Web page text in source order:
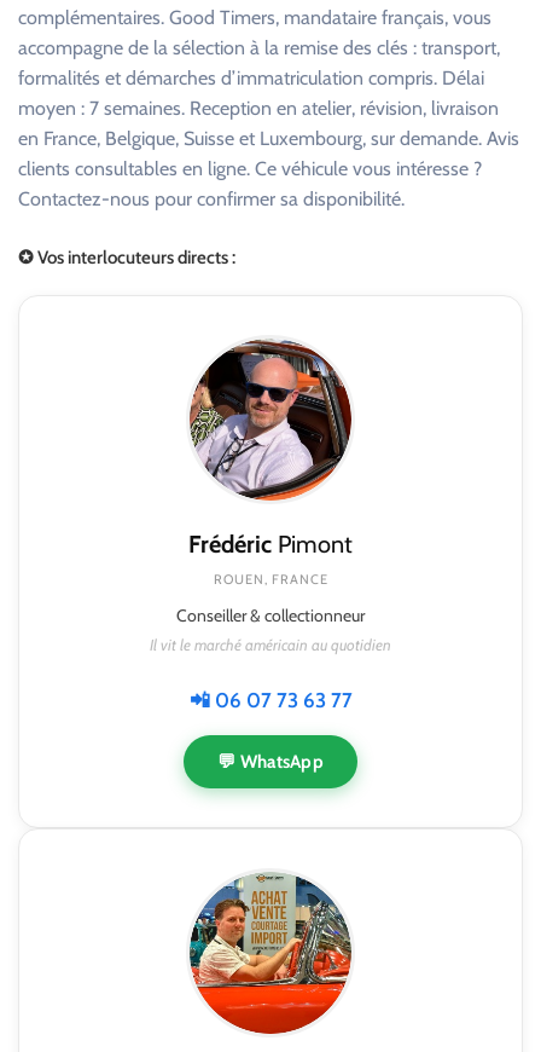
complémentaires. Good Timers, mandataire français, vous
accompagne de la sélection à la remise des clés : transport,
formalités et démarches d’immatriculation compris. Délai
moyen : 7 semaines. Reception en atelier, révision, livraison
en France, Belgique, Suisse et Luxembourg, sur demande. Avis
clients consultables en ligne. Ce véhicule vous intéresse ?
Contactez-nous pour confirmer sa disponibilité.
✪ Vos interlocuteurs directs :
Frédéric Pimont
ROUEN, FRANCE
Conseiller & collectionneur
Il vit le marché américain au quotidien
📲 06 07 73 63 77
💬 WhatsApp